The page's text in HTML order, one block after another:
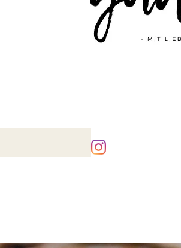
Überschrift 2
Business Title